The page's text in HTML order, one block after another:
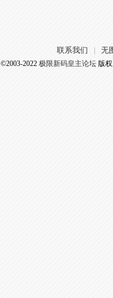
联系我们 无
©2003-2022 极限新码皇主论坛版权